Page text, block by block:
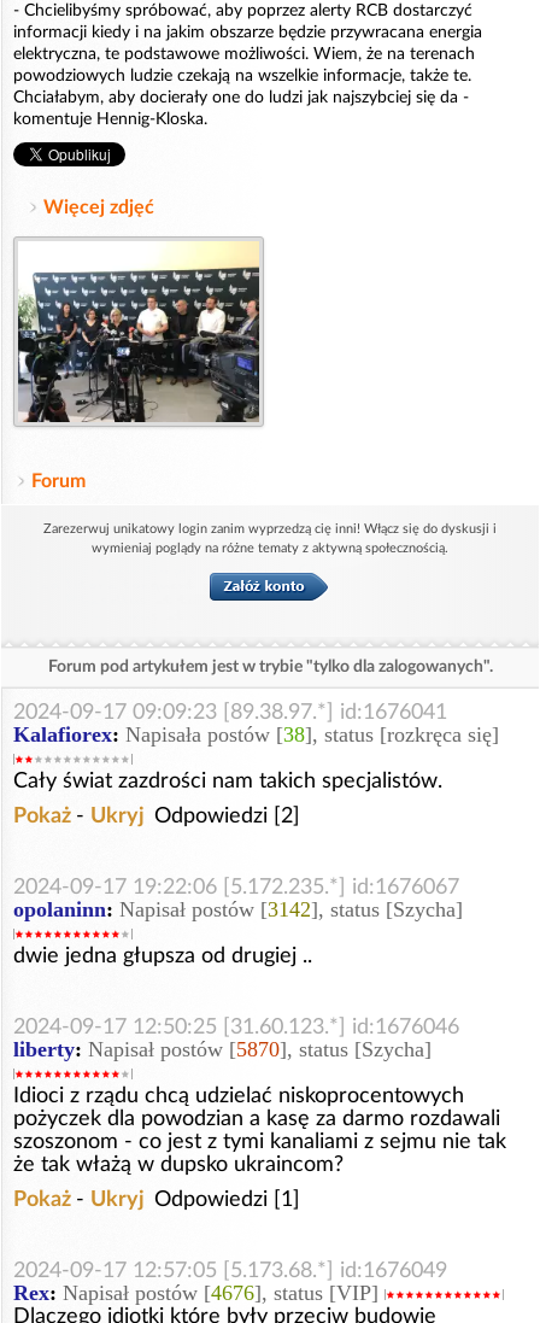
- Chcielibyśmy spróbować, aby poprzez alerty RCB dostarczyć
informacji kiedy i na jakim obszarze będzie przywracana energia
elektryczna, te podstawowe możliwości. Wiem, że na terenach
powodziowych ludzie czekają na wszelkie informacje, także te.
Chciałabym, aby docierały one do ludzi jak najszybciej się da -
komentuje Hennig-Kloska.
Więcej zdjęć
Forum
Zarezerwuj unikatowy login zanim wyprzedzą cię inni! Włącz się do dyskusji i
wymieniaj poglądy na różne tematy z aktywną społecznością.
Forum pod artykułem jest w trybie "tylko dla zalogowanych".
2024-09-17 09:09:23 [89.38.97.*] id:1676041
Kalafiorex: Napisała postów [38], status [rozkręca się]
Cały świat zazdrości nam takich specjalistów.
Pokaż - Ukryj Odpowiedzi [2]
2024-09-17 19:22:06 [5.172.235.*] id:1676067
opolaninn: Napisał postów [3142], status [Szycha]
dwie jedna głupsza od drugiej ..
2024-09-17 12:50:25 [31.60.123.*] id:1676046
liberty: Napisał postów [5870], status [Szycha]
Idioci z rządu chcą udzielać niskoprocentowych
pożyczek dla powodzian a kasę za darmo rozdawali
szoszonom - co jest z tymi kanaliami z sejmu nie tak
że tak włażą w dupsko ukraincom?
Pokaż - Ukryj Odpowiedzi [1]
2024-09-17 12:57:05 [5.173.68.*] id:1676049
Rex: Napisał postów [4676], status [VIP]
Dlaczego idiotki które były przeciw budowie